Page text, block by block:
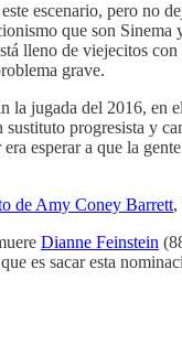
escenario, pero no
que son
lleno de viejecitos
grave.
la jugada del 2016, en
progresista y
esperar a que la
de Amy Coney Barrett,
Dianne Feinstein
es sacar esta